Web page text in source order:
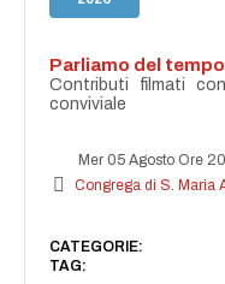
Parliamo del tempo
Contributi filmati
conviviale
Mer 05 Agosto Ore
Congrega di S. Maria
CATEGORIE:
TAG: